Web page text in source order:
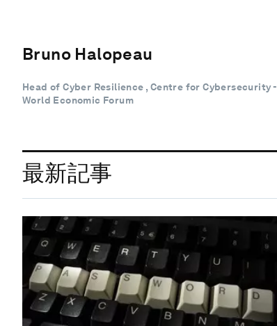
Bruno Halopeau
Head of Cyber Resilience , Centre for Cybersecurity -
World Economic Forum
最新記事